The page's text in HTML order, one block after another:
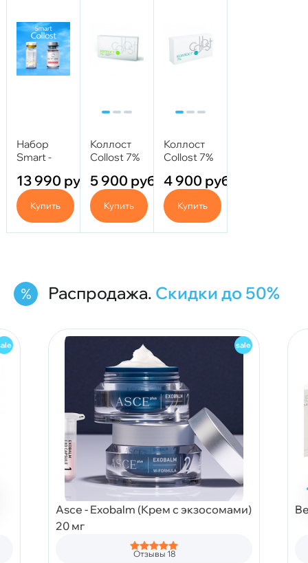
Набор
Smart -
Micro +
NCTF 135
13 990 руб.
Купить
Коллост
Collost 7%
5 900 руб.
Купить
Коллост
Collost 7%
4 900 руб.
Купить
Распродажа. Скидки до 50%
Asce - Exobalm (Крем с экзосомами)
20 мг
Отзывы 18